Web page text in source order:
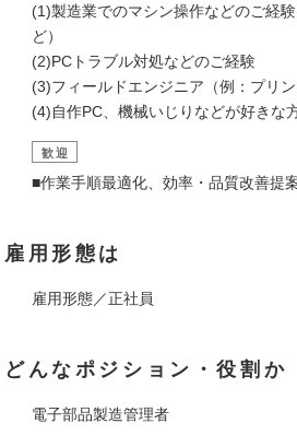
(1)製造業でのマシン操作などのご経
ど）
(2)PCトラブル対処などのご経験
(3)フィールドエンジニア（例：プリ
(4)自作PC、機械いじりなどが好きな
歓迎
■作業手順最適化、効率・品質改善提
雇用形態は
雇用形態／正社員
どんなポジション・役割か
電子部品製造管理者